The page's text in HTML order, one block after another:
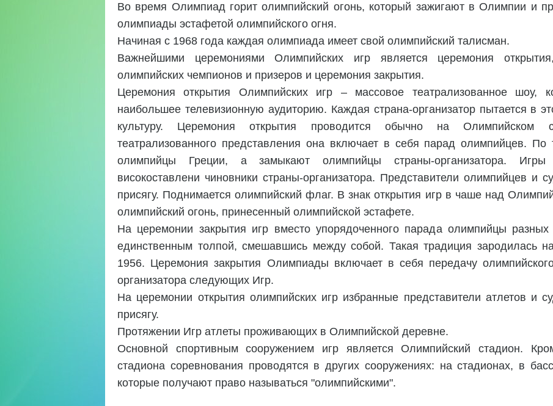
Во время Олимпиад горит олимпийский огонь, который зажигают в Олимпии и
олимпиады эстафетой олимпийского огня.
Начиная с 1968 года каждая олимпиада имеет свой олимпийский талисман.
Важнейшими церемониями Олимпийских игр является церемония
олимпийских чемпионов и призеров и церемония закрытия.
Церемония открытия Олимпийских игр – массовое театрализованное шоу,
наибольшее телевизионную аудиторию. Каждая страна-организатор пытается в
культуру. Церемония открытия проводится обычно на Олимпийском
театрализованного представления она включает в себя парад олимпийцев.
олимпийцы Греции, а замыкают олимпийцы страны-организатора. Игры
високоставлени чиновники страны-организатора. Представители олимпийцев и
присягу. Поднимается олимпийский флаг. В знак открытия игр в чаше над
олимпийский огонь, принесенный олимпийской эстафете.
На церемонии закрытия игр вместо упорядоченного парада олимпийцы
единственным толпой, смешавшись между собой. Такая традиция зародилась
1956. Церемония закрытия Олимпиады включает в себя передачу
организатора следующих Игр.
На церемонии открытия олимпийских игр избранные представители атлетов и
присягу.
Протяжении Игр атлеты проживающих в Олимпийской деревне.
Основной спортивным сооружением игр является Олимпийский стадион.
стадиона соревнования проводятся в других сооружениях: на стадионах, в
которые получают право называться "олимпийскими".